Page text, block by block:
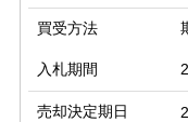
買受方法
入札期間
売却決定期日